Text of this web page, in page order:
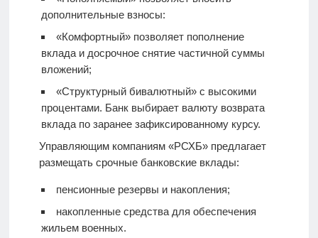
дополнительные взносы:
«Комфортный» позволяет пополнение
вклада и досрочное снятие частичной суммы
вложений;
«Структурный бивалютный» с высокими
процентами. Банк выбирает валюту возврата
вклада по заранее зафиксированному курсу.
Управляющим компаниям «РСХБ» предлагает
размещать срочные банковские вклады:
пенсионные резервы и накопления;
накопленные средства для обеспечения
жильем военных.